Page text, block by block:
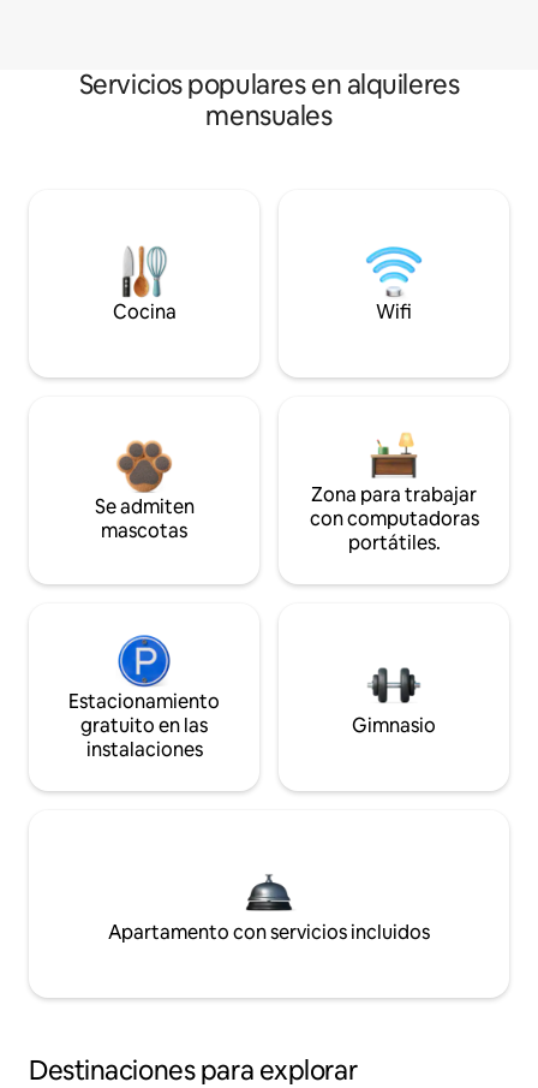
Servicios populares en alquileres
mensuales
Cocina Wifi
Se admiten
mascotas
Zona para trabajar
con computadoras
portátiles.
Estacionamiento
gratuito en las
instalaciones
Gimnasio
Apartamento con servicios incluidos
Destinaciones para explorar